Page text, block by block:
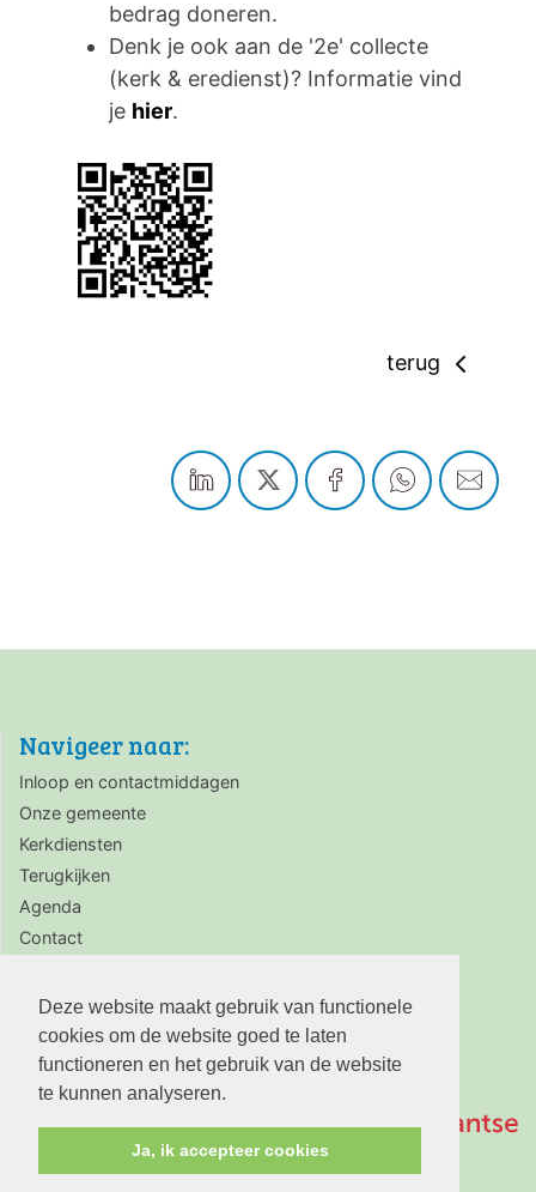
Deze website maakt gebruik van functionele
cookies om de website goed te laten
functioneren en het gebruik van de website
te kunnen analyseren.
Ja, ik accepteer cookies
bedrag doneren.
Denk je ook aan de '2e' collecte
(kerk & eredienst)? Informatie vind
je hier.
terug
Navigeer naar:
Inloop en contactmiddagen
Onze gemeente
Kerkdiensten
Terugkijken
Agenda
Contact